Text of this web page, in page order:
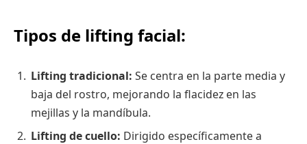
Tipos de lifting facial:
Lifting tradicional: Se centra en la parte media y
baja del rostro, mejorando la flacidez en las
mejillas y la mandíbula.
Lifting de cuello: Dirigido específicamente a